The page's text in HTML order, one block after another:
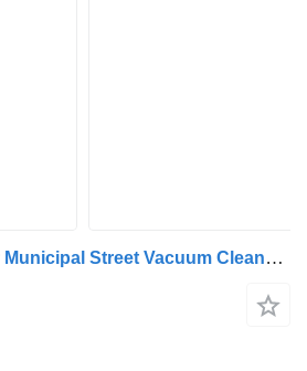
TICAB Manufacturer Municipal Street Vacuum Cleaner for City Maintenanc